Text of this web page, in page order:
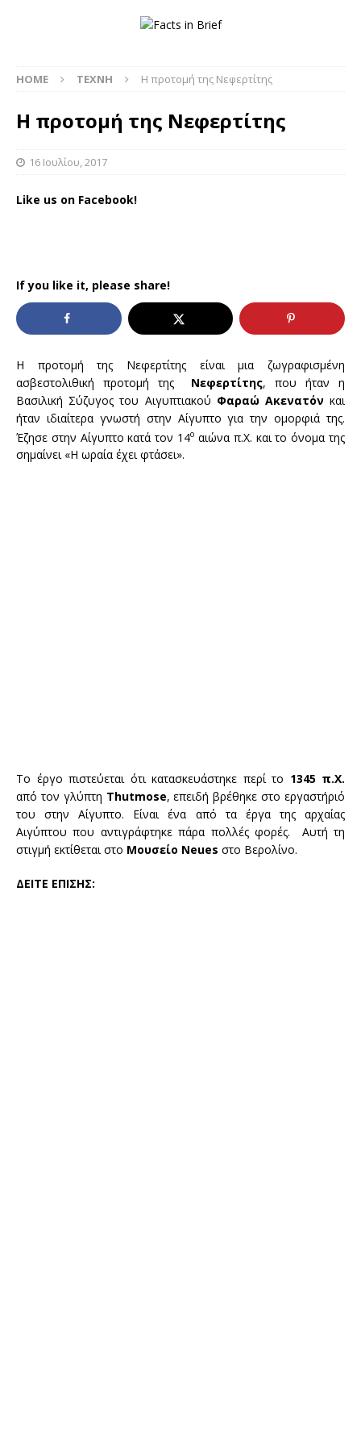
HOME ΤΕΧΝΗ Η προτομή της Νεφερτίτης
Η προτομή της Νεφερτίτης
16 Ιουλίου, 2017
Like us on Facebook!
If you like it, please share!
Η προτομή της Νεφερτίτης είναι μια ζωγραφισμένη
ασβεστολιθική προτομή της Νεφερτίτης, που ήταν η
Βασιλική Σύζυγος του Αιγυπτιακού Φαραώ Ακενατόνκαι
ήταν ιδιαίτερα γνωστή στην Αίγυπτο για την ομορφιά της.
Έζησε στην Αίγυπτο κατά τον 14ο αιώνα π.Χ. και το όνομα της
σημαίνει «Η ωραία έχει φτάσει».
Το έργο πιστεύεται ότι κατασκευάστηκε περί το 1345 π.Χ.
από τον γλύπτη Thutmose, επειδή βρέθηκε στο εργαστήριό
του στην Αίγυπτο. Είναι ένα από τα έργα της αρχαίας
Αιγύπτου που αντιγράφτηκε πάρα πολλές φορές. Αυτή τη
στιγμή εκτίθεται στο Μουσείο Neues στο Βερολίνο.
ΔΕΙΤΕ ΕΠΙΣΗΣ: